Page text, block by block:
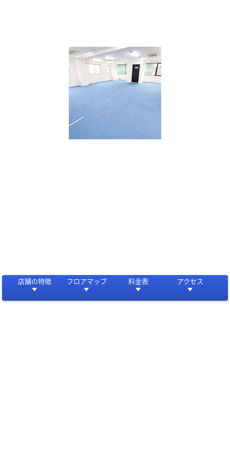
店舗の特徴 フロアマップ 料金表 アクセス